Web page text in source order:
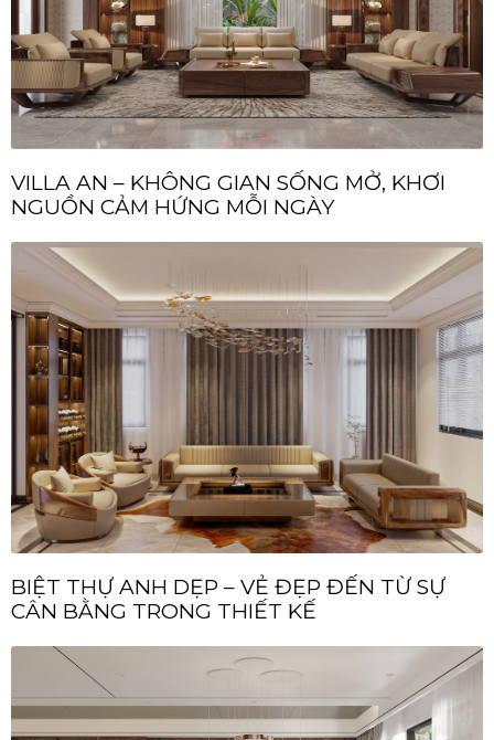
VILLA AN – KHÔNG GIAN SỐNG MỞ, KHƠI
NGUỒN CẢM HỨNG MỖI NGÀY
BIỆT THỰ ANH DẸP – VẺ ĐẸP ĐẾN TỪ SỰ
CÂN BẰNG TRONG THIẾT KẾ